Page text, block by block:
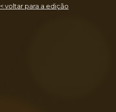
< voltar para a edição